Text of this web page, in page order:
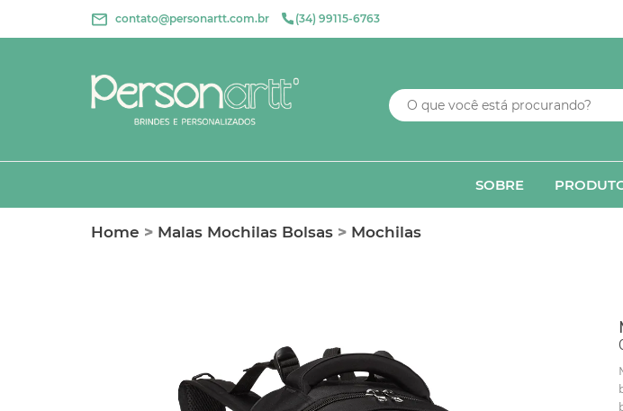
contato@personartt.com.br (34) 99115-6763
SOBRE
Home > Malas Mochilas Bolsas > Mochilas